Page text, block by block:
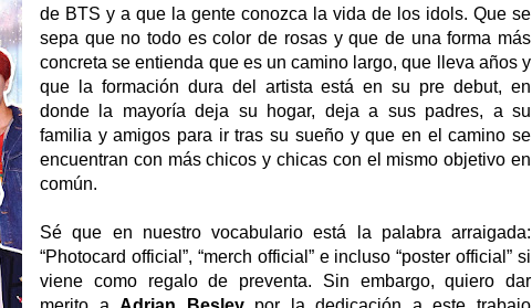
de BTS y a que la gente conozca la vida de los idols. Que se
sepa que no todo es color de rosas y que de una forma más
concreta se entienda que es un camino largo, que lleva años y
que la formación dura del artista está en su pre debut, en
donde la mayoría deja su hogar, deja a sus padres, a su
familia y amigos para ir tras su sueño y que en el camino se
encuentran con más chicos y chicas con el mismo objetivo en
común.
Sé que en nuestro vocabulario está la palabra arraigada:
“Photocard official”, “merch official” e incluso “poster official” si
viene como regalo de preventa. Sin embargo, quiero dar